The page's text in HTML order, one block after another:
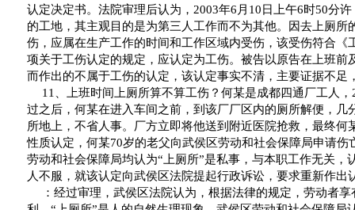
认定决定书。法院审理后认为， 2003年6 月 10 日 上午6时50分许
的工地，其主观目的是为第三人工作而不为其他。因去上厕所
伤，应属在生产工作的时间和工作区域内受伤，该受伤符合《
项关于工伤认定的规定，应认定为工伤。被告以原告在上班前
而作出的不属于工伤的认定，该认定事实不清，主要证据不足
11
、上班时间上厕所算不算工伤？何某是成都四通厂工人，
过之后，何某在进入车间之前，到该厂厂区内的厕所解便，几
所地上，不省人事。厂方立即将他送到附近医院抢救，最终何
性质认定，何某70岁的老父向武侯区劳动和社会保障局申请伤
劳动和社会保障局均认为“ 上厕所”是私事，与本职工作无关，
人不服，就该认定向武侯区法院提起行政诉讼，要求重新作出
：经过审理，武侯区法院认为，根据法律的规定，劳动者享